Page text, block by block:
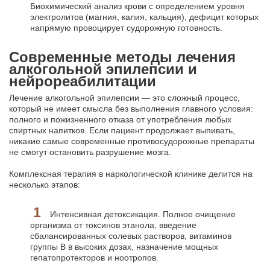
Биохимический анализ крови с определением уровня
электролитов (магния, калия, кальция), дефицит которых
напрямую провоцирует судорожную готовность.
Современные методы лечения
алкогольной эпилепсии и
нейрореабилитации
Лечение алкогольной эпилепсии — это сложный процесс,
который не имеет смысла без выполнения главного условия:
полного и пожизненного отказа от употребления любых
спиртных напитков. Если пациент продолжает выпивать,
никакие самые современные противосудорожные препараты
не смогут остановить разрушение мозга.
Комплексная терапия в наркологической клинике делится на
несколько этапов:
Интенсивная детоксикация. Полное очищение
организма от токсинов этанола, введение
сбалансированных солевых растворов, витаминов
группы B в высоких дозах, назначение мощных
гепатопротекторов и ноотропов.